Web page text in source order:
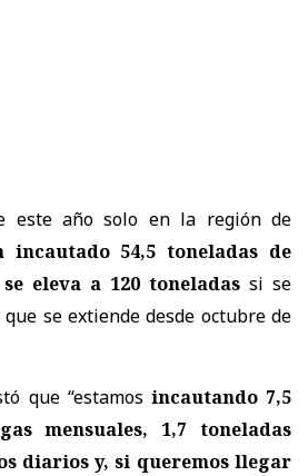
este año solo en la región de
incautado 54,5 toneladas de
eleva a 120 toneladas si se
se extiende desde octubre de
que “estamos incautando 7,5
mensuales, 1,7 toneladas
diarios y, si queremos llegar